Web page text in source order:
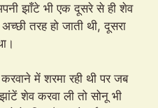
झाँटे भी एक दूसरे से ही शेव
तरह हो जाती थी, दूसरा
में शरमा रही थी पर जब
शेव करवा ली तो सोनू भी